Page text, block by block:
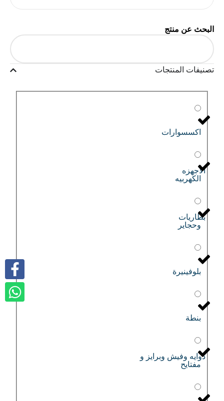
البحث عن منتج
تصنيفات المنتجات
اكسسوارات
الاجهزه
الكهربيه
بطاريات
وحجاير
بلوفينيرة
بنطة
دوايه وفيش وبرايز و
مفتايح